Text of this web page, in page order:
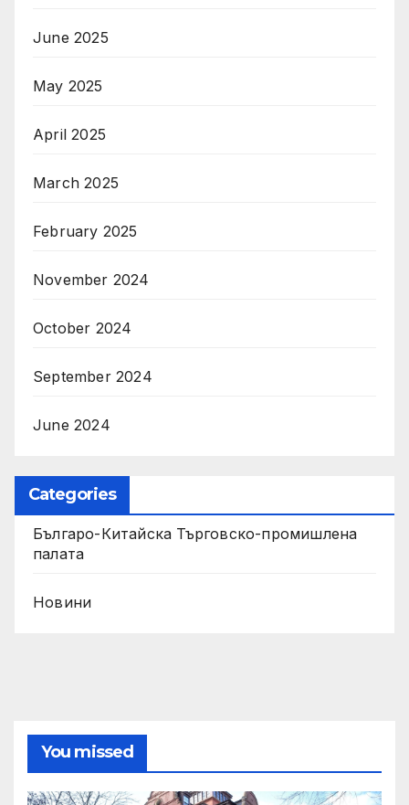
June 2025
May 2025
April 2025
March 2025
February 2025
November 2024
October 2024
September 2024
June 2024
Categories
Българо-Китайска Търговско-промишлена
палaта
Новини
You missed